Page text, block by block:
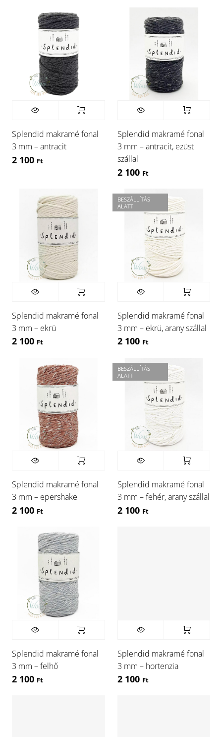
Splendid makramé fonal
3 mm – antracit
2 100 Ft
Splendid makramé fonal
3 mm – antracit, ezüst
szállal
2 100 Ft
Splendid makramé fonal
3 mm – ekrü
2 100 Ft
BESZÁLLÍTÁS
ALATT
Splendid makramé fonal
3 mm – ekrü, arany szállal
2 100 Ft
Splendid makramé fonal
3 mm – epershake
2 100 Ft
BESZÁLLÍTÁS
ALATT
Splendid makramé fonal
3 mm – fehér, arany szállal
2 100 Ft
Splendid makramé fonal
3 mm – felhő
2 100 Ft
Splendid makramé fonal
3 mm – hortenzia
2 100 Ft